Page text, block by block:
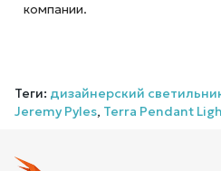
компании.
Теги: дизайнерский
Jeremy Pyles, Terra Pendant